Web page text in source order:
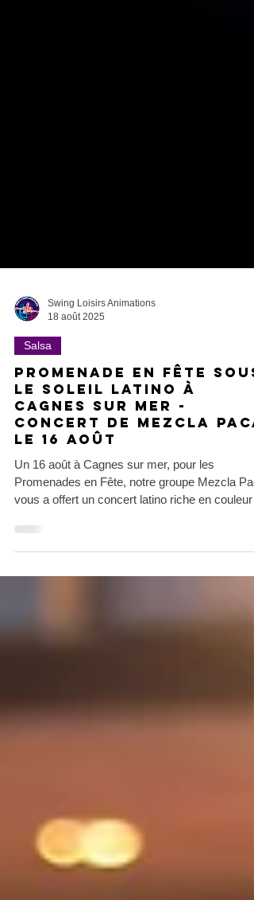
Swing Loisirs Animations
18 août 2025
Salsa
Promenade en fête sous
le soleil Latino à
Cagnes sur mer -
concert de Mezcla Paca
le 16 août
Un 16 août à Cagnes sur mer, pour les
vous a offert un concert latino riche en couleurs
et en ambiance.